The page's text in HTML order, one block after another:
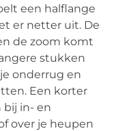
een halflange
er netter uit. De
de zoom komt
stukken
onderrug en
Een korter
bij in- en
over je heupen